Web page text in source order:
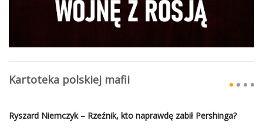
Kartoteka polskiej mafii
Ryszard Niemczyk – Rzeźnik, kto naprawdę zabił Pershinga?